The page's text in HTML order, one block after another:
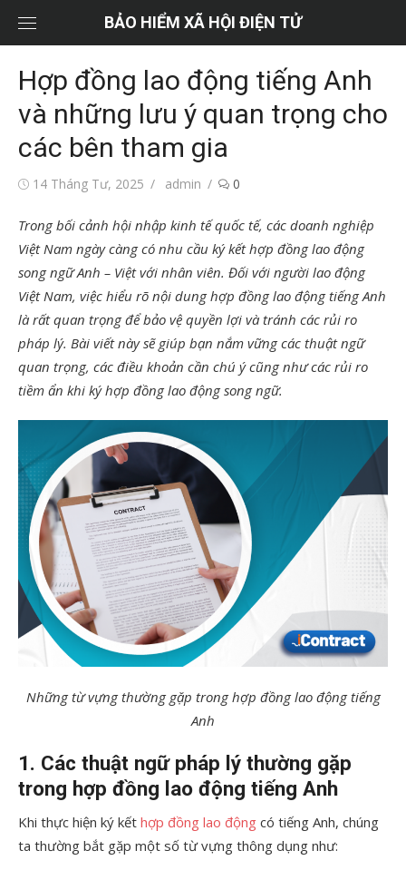
dung
BẢO HIỂM XÃ HỘI ĐIỆN TỬ
Hợp đồng lao động tiếng Anh
và những lưu ý quan trọng cho
các bên tham gia
Đăng14 Tháng Tư, 2025
Tác
admin 0
Trong bối cảnh hội nhập kinh tế quốc tế, các doanh nghiệp
Việt Nam ngày càng có nhu cầu ký kết hợp đồng lao động
song ngữ Anh – Việt với nhân viên. Đối với người lao động
Việt Nam, việc hiểu rõ nội dung hợp đồng lao động tiếng Anh
là rất quan trọng để bảo vệ quyền lợi và tránh các rủi ro
pháp lý. Bài viết này sẽ giúp bạn nắm vững các thuật ngữ
quan trọng, các điều khoản cần chú ý cũng như các rủi ro
tiềm ẩn khi ký hợp đồng lao động song ngữ.
Những từ vựng thường gặp trong hợp đồng lao động tiếng
Anh
1. Các thuật ngữ pháp lý thường gặp
trong hợp đồng lao động tiếng Anh
Khi thực hiện ký kết hợp đồng lao động có tiếng Anh, chúng
ta thường bắt gặp một số từ vựng thông dụng như: